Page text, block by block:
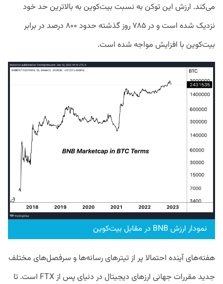
می‌کند. ارزش این توکن به نسبت بیت‌کوین به بالاترین حد خود
نزدیک شده است و در ۷۸۵ روز گذشته حدود ۸۰۰ درصد در برابر
بیت‌کوین با افزایش مواجه شده است.
نمودار ارزش BNB در مقابل بیت‌کوین
هفته‌های آینده احتمالا پر از تیتر‌های رسانه‌ها و سرفصل‌های مختلف
جدید مقررات جهانی ارزهای دیجیتال در دنیای پس از FTX است. تا